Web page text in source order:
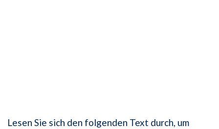
Lesen Sie sich den folgenden Text durch, um